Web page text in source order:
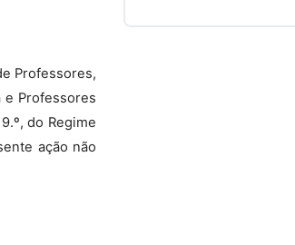
Professores,
e Professores
do Regime
ação não